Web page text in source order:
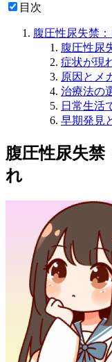
目次
腹圧性尿失禁
腹圧性尿
症状が現
原因とメ
治療法の
日常生活
早期発見
腹圧性尿失
れ